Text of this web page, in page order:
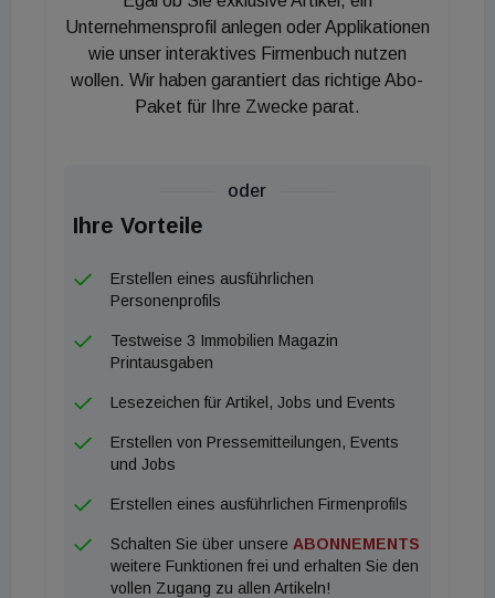
greifbarer zu machen und zugleich die
Einzigartigkeit unserer Immobilienfonds aufzeigen.“
Die geborene Wienerin war nach ihrem
abgeschlossenen Wirtschaftsstudium bei einer
Investments und zuletzt für Amundi tätig war.
Unternehmensprofil anlegen oder Applikationen
wie unser interaktives Firmenbuch nutzen
wollen. Wir haben garantiert das richtige Abo-
Paket für Ihre Zwecke parat.
oder
Ihre Vorteile
Erstellen eines ausführlichen
Personenprofils
Testweise 3 Immobilien Magazin
Printausgaben
Lesezeichen für Artikel, Jobs und Events
Erstellen von Pressemitteilungen, Events
und Jobs
Erstellen eines ausführlichen Firmenprofils
Schalten Sie über unsere ABONNEMENTS
weitere Funktionen frei und erhalten Sie den
vollen Zugang zu allen Artikeln!